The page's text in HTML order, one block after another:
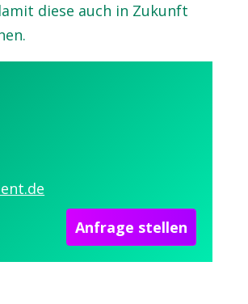
diese auch in Zukunft
Anfrage stellen